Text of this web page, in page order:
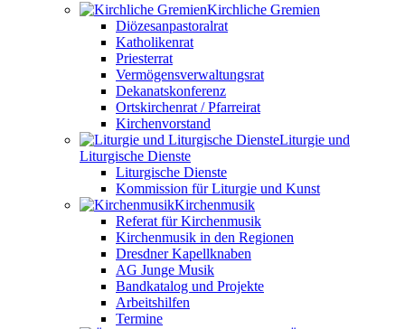
Kirchliche Gremien
Diözesanpastoralrat
Katholikenrat
Priesterrat
Vermögensverwaltungsrat
Dekanatskonferenz
Ortskirchenrat / Pfarreirat
Kirchenvorstand
Liturgie und
Liturgische Dienste
Liturgische Dienste
Kommission für Liturgie und Kunst
Kirchenmusik
Referat für Kirchenmusik
Kirchenmusik in den Regionen
Dresdner Kapellknaben
AG Junge Musik
Bandkatalog und Projekte
Arbeitshilfen
Termine